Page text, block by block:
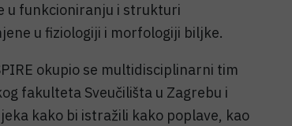
u funkcioniranju i strukturi
u fiziologiji i morfologiji biljke.
okupio se multidisciplinarni tim
fakulteta Sveučilišta u Zagrebu i
kako bi istražili kako poplave, kao